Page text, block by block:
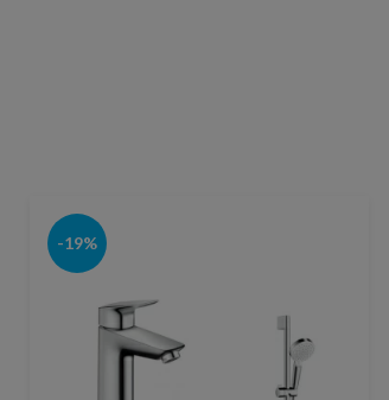
-19%